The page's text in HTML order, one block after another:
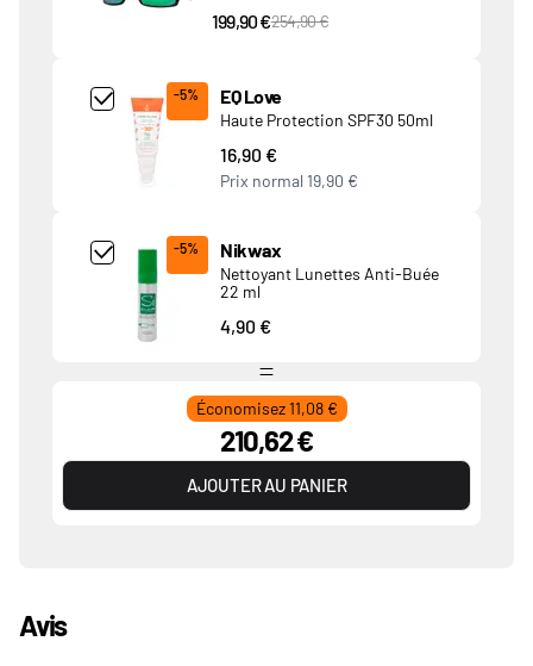
199,90 €PVC Price
254,90 €
Add Product MjQ4MTk= undefined
-5% EQ Love
Haute Protection SPF30 50ml
16,90 €
Prix normal 19,90 €
Add Product MjkwNDA= undefined
-5% Nikwax
Nettoyant Lunettes Anti-Buée
22 ml
4,90 €
Économisez 11,08 €
210,62 €
AJOUTER AU PANIER
Avis